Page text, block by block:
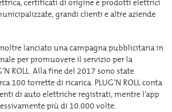
certificati di origine e prodotti elettrici
grandi clienti e altre aziende
lanciato una campagna pubblicitaria in
per promuovere il servizio per la
ROLL. Alla fine del 2017 sono state
100 torrette di ricarica. PLUG’N ROLL conta
di auto elettriche registrati, mentre l’app
più di 10.000 volte.